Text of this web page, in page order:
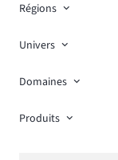
Régions
Univers
Domaines
Produits